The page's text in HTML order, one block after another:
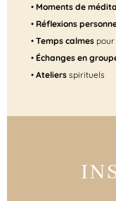
• Moments de
• Réflexions
• Temps calmes
• Échanges en
• Ateliers spirituels